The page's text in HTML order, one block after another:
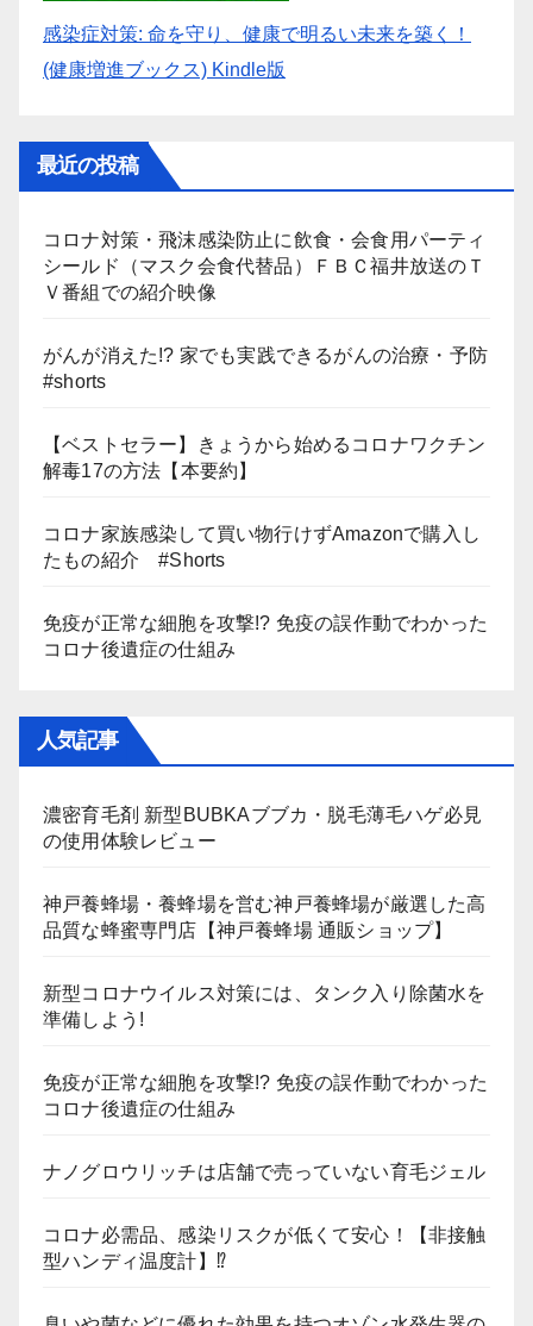
感染症対策: 命を守り、健康で明るい未来を築く！
(健康増進ブックス) Kindle版
最近の投稿
コロナ対策・飛沫感染防止に飲食・会食用パーティ
シールド（マスク会食代替品）ＦＢＣ福井放送のＴ
Ｖ番組での紹介映像
がんが消えた!? 家でも実践できるがんの治療・予防
#shorts
【ベストセラー】きょうから始めるコロナワクチン
解毒17の方法【本要約】
コロナ家族感染して買い物行けずAmazonで購入し
たもの紹介 #Shorts
免疫が正常な細胞を攻撃!? 免疫の誤作動でわかった
コロナ後遺症の仕組み
人気記事
濃密育毛剤 新型BUBKAブブカ・脱毛薄毛ハゲ必見
の使用体験レビュー
神戸養蜂場・養蜂場を営む神戸養蜂場が厳選した高
品質な蜂蜜専門店【神戸養蜂場 通販ショップ】
新型コロナウイルス対策には、タンク入り除菌水を
準備しよう!
免疫が正常な細胞を攻撃!? 免疫の誤作動でわかった
コロナ後遺症の仕組み
ナノグロウリッチは店舗で売っていない育毛ジェル
コロナ必需品、感染リスクが低くて安心！【非接触
型ハンディ温度計】⁉